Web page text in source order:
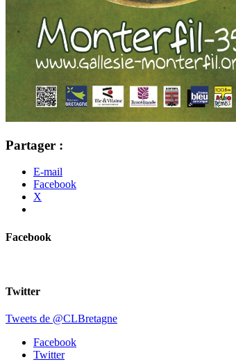
Partager :
E-mail
Facebook
X
Facebook
Twitter
Tweets de @CLBretagne
Facebook
Twitter